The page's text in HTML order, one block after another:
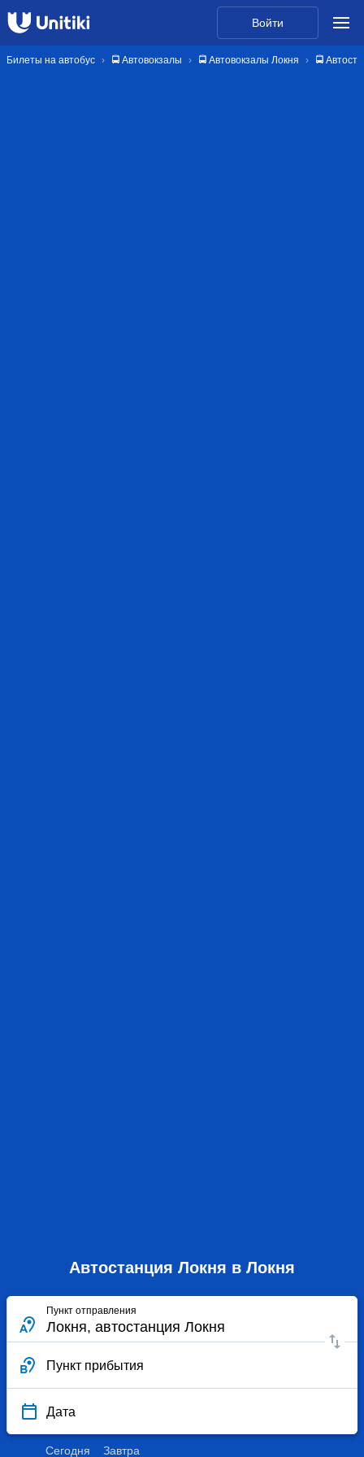
Войти
Билеты на автобус 🚍 Автовокзалы 🚍 Автовокзалы Локня 🚍
Автостанция Локня в Локня
Пункт отправления
Пункт прибытия
Дата
Сегодня Завтра